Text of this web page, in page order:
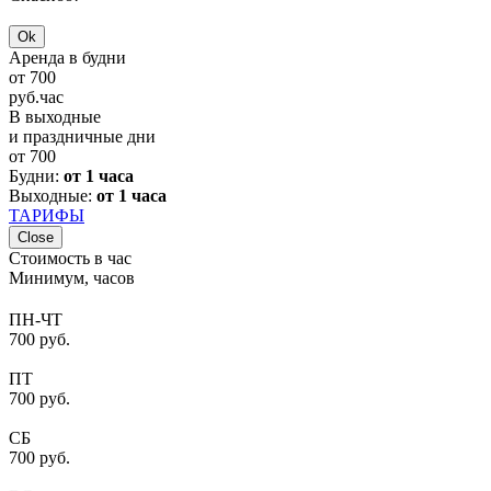
Ok
Аренда в будни
от 700
руб.час
В выходные
и праздничные дни
от 700
Будни: от 1 часа
Выходные: от 1 часа
ТАРИФЫ
Close
Стоимость в час
Минимум, часов
ПН-ЧТ
700 руб.
ПТ
700 руб.
СБ
700 руб.